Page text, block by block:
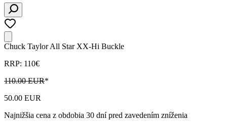
Chuck Taylor All Star XX-Hi Buckle
RRP: 110€
110.00 EUR*
50.00 EUR
Najnižšia cena z obdobia 30 dní pred zavedením zníženia